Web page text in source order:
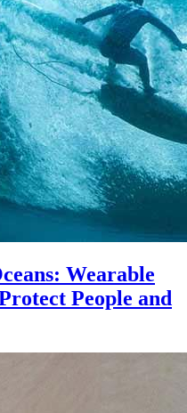
Wearable
People and